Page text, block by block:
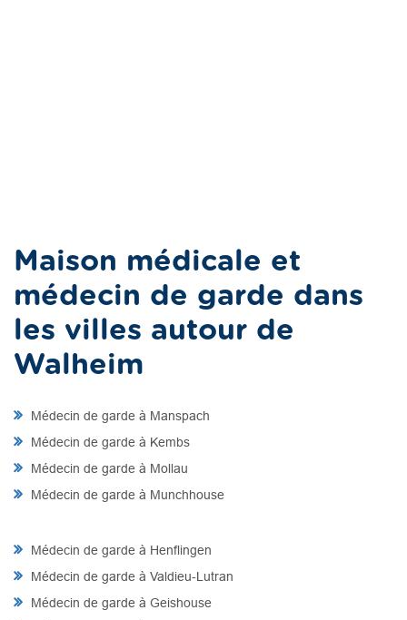
Maison médicale et
médecin de garde dans
les villes autour de
Walheim
Médecin de garde à Manspach
Médecin de garde à Kembs
Médecin de garde à Mollau
Médecin de garde à Munchhouse
Médecin de garde à Henflingen
Médecin de garde à Valdieu-Lutran
Médecin de garde à Geishouse